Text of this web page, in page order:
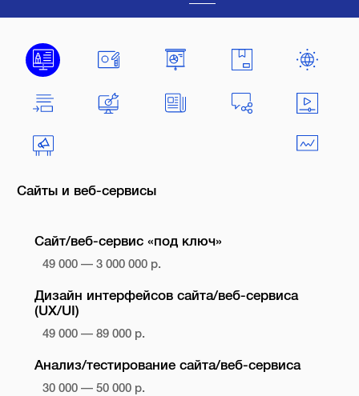
Сайты и веб-сервисы
Сайт/веб-сервис «под ключ»
49 000 — 3 000 000 р.
Дизайн интерфейсов сайта/веб-сервиса
(UX/UI)
49 000 — 89 000 р.
Анализ/тестирование сайта/веб-сервиса
30 000 — 50 000 р.